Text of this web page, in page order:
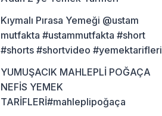
Kıymalı Pırasa Yemeği @ustam
mutfakta #ustammutfakta #short
#shorts #shortvideo #yemektarifleri
YUMUŞACIK MAHLEPLİ POĞAÇA
NEFİS YEMEK
TARİFLERİ#mahleplipoğaça